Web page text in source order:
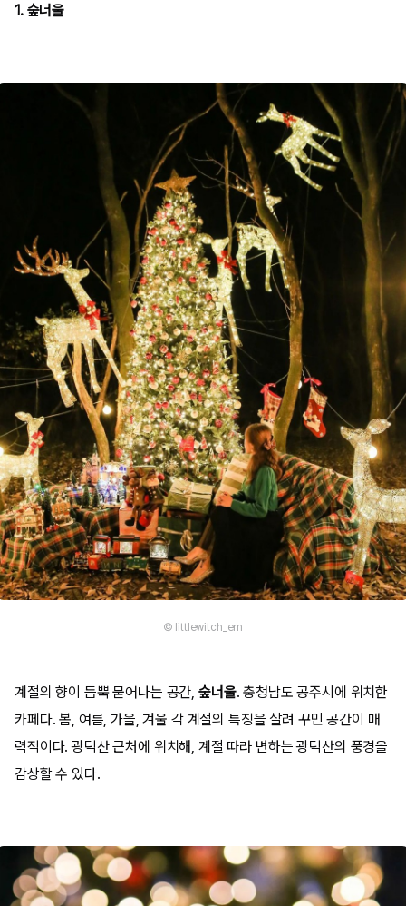
1. 숲너울
© littlewitch_em
계절의 향이 듬뿍 묻어나는 공간, 숲너울. 충청남도 공주시에 위치한
카페다. 봄, 여름, 가을, 겨울 각 계절의 특징을 살려 꾸민 공간이 매
력적이다. 광덕산 근처에 위치해, 계절 따라 변하는 광덕산의 풍경을
감상할 수 있다.